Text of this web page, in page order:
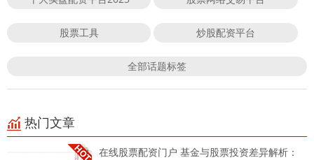
股票工具 炒股配资平台
全部话题标签
热门文章
在线股票配资门户 基金与股票投资差异解析：